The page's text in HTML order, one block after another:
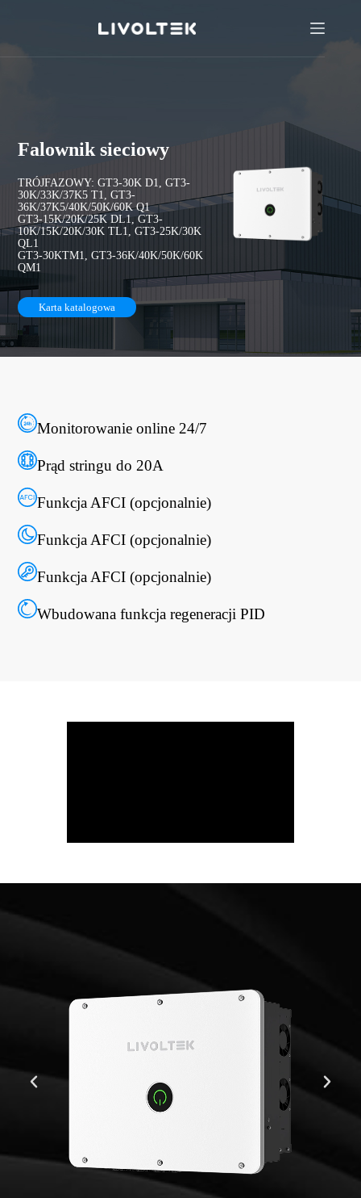
Falownik sieciowy
TRÓJFAZOWY: GT3-30K D1, GT3-
30K/33K/37K5 T1, GT3-
36K/37K5/40K/50K/60K Q1
GT3-15K/20K/25K DL1, GT3-
10K/15K/20K/30K TL1, GT3-25K/30K
QL1
GT3-30KTM1, GT3-36K/40K/50K/60K
QM1
Karta katalogowa
Monitorowanie online 24/7
Prąd stringu do 20A
Funkcja AFCI (opcjonalnie)
Funkcja AFCI (opcjonalnie)
Funkcja AFCI (opcjonalnie)
Wbudowana funkcja regeneracji PID